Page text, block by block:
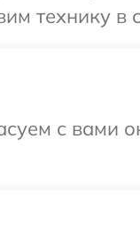
технику в
с вами